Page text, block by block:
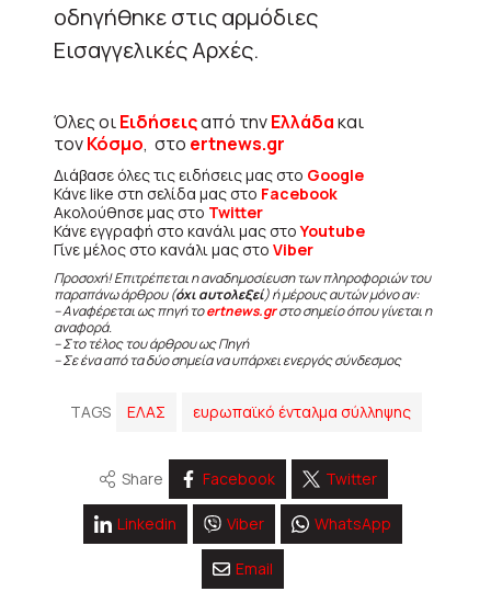
οδηγήθηκε στις αρμόδιες
Εισαγγελικές Αρχές.
Όλες οιΕιδήσειςαπό τηνΕλλάδακαι
τονΚόσμο, στο ertnews.gr
Διάβασε όλες τις ειδήσεις μας στο Google
Κάνε like στη σελίδα μας στο Facebook
Ακολούθησε μας στο Twitter
Κάνε εγγραφή στο κανάλι μας στοYoutube
Γίνε μέλος στο κανάλι μας στο Viber
Προσοχή! Επιτρέπεται η αναδημοσίευση των πληροφοριών του
παραπάνω άρθρου (όχι αυτολεξεί) ή μέρους αυτών μόνο αν:
– Αναφέρεται ως πηγή τοertnews.grστο σημείο όπου γίνεται η
αναφορά.
– Στο τέλος του άρθρου ως Πηγή
– Σε ένα από τα δύο σημεία να υπάρχει ενεργός σύνδεσμος
TAGS ΕΛΑΣ ευρωπαϊκό ένταλμα σύλληψης
Share Facebook Twitter
Linkedin Viber WhatsApp
Email